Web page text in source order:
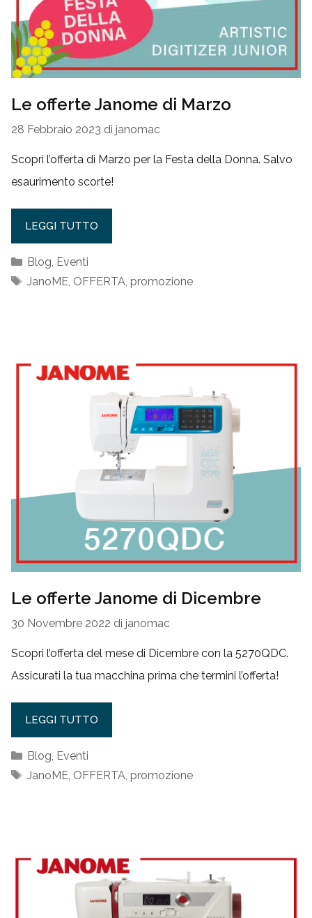
Le offerte Janome di Marzo
28 Febbraio 2023 di janomac
Scopri l’offerta di Marzo per la Festa della Donna. Salvo
esaurimento scorte!
LEGGI TUTTO
Categorie
Blog, Eventi
Tag
JanoME, OFFERTA, promozione
Le offerte Janome di Dicembre
30 Novembre 2022 di janomac
Scopri l’offerta del mese di Dicembre con la 5270QDC.
Assicurati la tua macchina prima che termini l’offerta!
LEGGI TUTTO
Categorie
Blog Eventi
Tag
JanoME, OFFERTA promozione